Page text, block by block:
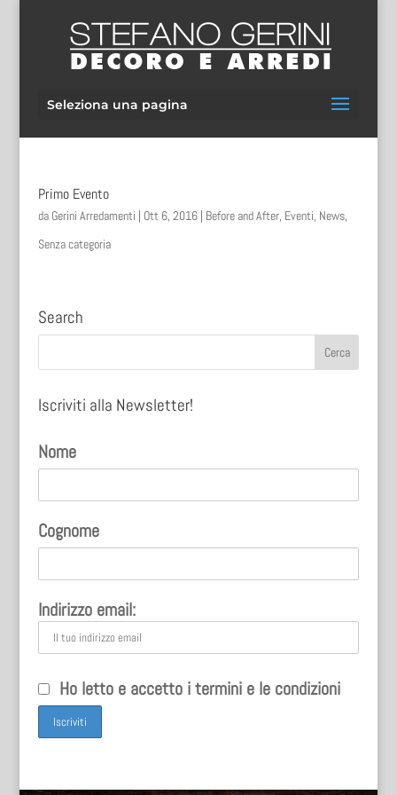
Seleziona una pagina
Primo Evento
da Gerini Arredamenti | Ott 6, 2016| Before and After, Eventi, News,
Senza categoria
Search
Iscriviti alla Newsletter!
Nome
Cognome
Indirizzo email:
Ho letto e accetto i termini e le condizioni